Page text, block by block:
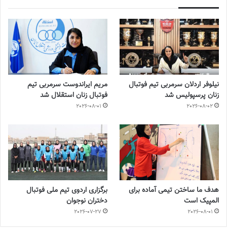
نیلوفر اردلان سرمربی تیم فوتبال
زنان پرسپولیس شد
2026-08-02
مریم ایراندوست سرمربی تیم
فوتبال زنان استقلال شد
2026-08-01
هدف ما ساختن تیمی آماده برای
المپیک است
2026-08-01
برگزاری اردوی تیم ملی فوتبال
دختران نوجوان
2026-07-27